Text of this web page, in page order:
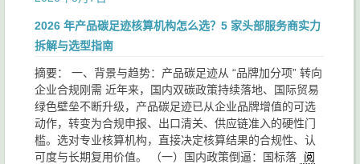
2026 年产品碳足迹核算机构怎么选？5 家头部服务商实力
拆解与选型指南
摘要： 一、背景与趋势：产品碳足迹从 “品牌加分项” 转向
企业合规刚需 近年来，国内双碳政策持续落地、国际贸易
绿色壁垒不断升级，产品碳足迹已从企业品牌增值的可选
动作，转变为合规申报、出口清关、供应链准入的硬性门
槛。选对专业核算机构，直接决定核算结果的合规性、认
可度与长期复用价值。 （一）国内政策倒逼：国标落
阅